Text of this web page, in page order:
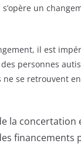
un
il est
personnes
ne se retrouvent
la concertation
financements